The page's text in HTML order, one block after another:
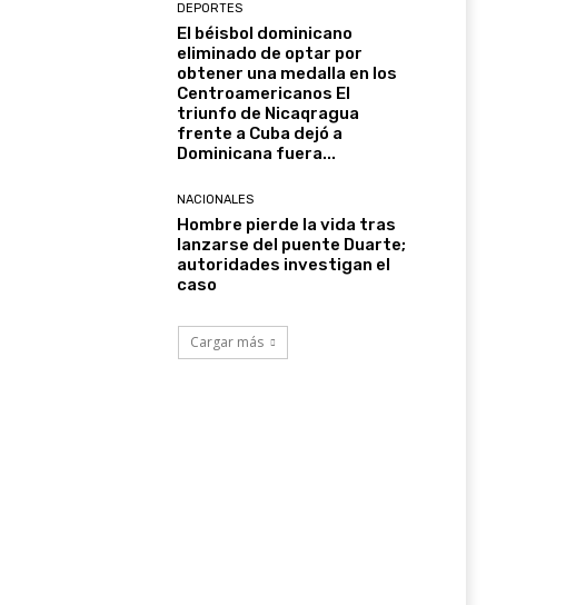
DEPORTES
El béisbol dominicano
eliminado de optar por
obtener una medalla en los
Centroamericanos El
triunfo de Nicaqragua
frente a Cuba dejó a
Dominicana fuera...
NACIONALES
Hombre pierde la vida tras
lanzarse del puente Duarte;
autoridades investigan el
caso
Cargar más